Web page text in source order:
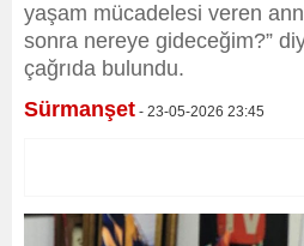
yaşam mücadelesi veren
sonra nereye gideceğim?”
çağrıda bulundu.
Sürmanşet - 23-05-2026 23:45